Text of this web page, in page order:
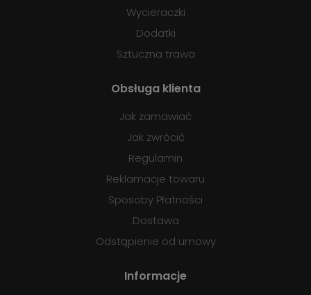
Wycieraczki
Dodatki
Sztuczna trawa
Obsługa klienta
Jak zamawiać
Jak zwrócić
Regulamin
Reklamacje towaru
Sposoby Płatności
Dostawa
Odstąpienie od umowy
Informacje